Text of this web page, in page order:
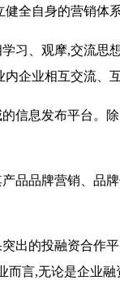
全自身的营销体系
习、观摩,交流思
企业相互交流、
信息发布平台。
品品牌营销、品牌
出的投融资合作
言,无论是企业